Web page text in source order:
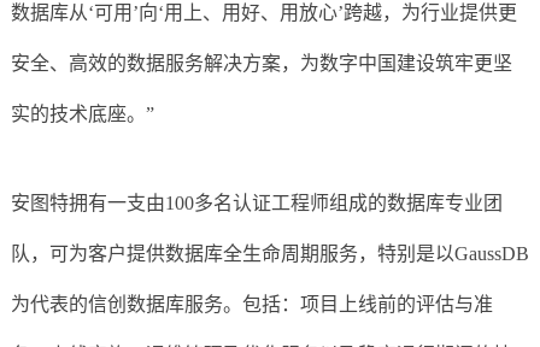
数据库从‘可用’向‘用上、用好、用放心’跨越，为行业提供更
安全、高效的数据服务解决方案，为数字中国建设筑牢更坚
实的技术底座。”
安图特拥有一支由100多名认证工程师组成的数据库专业团
队，可为客户提供数据库全生命周期服务，特别是以GaussDB
为代表的信创数据库服务。包括：项目上线前的评估与准